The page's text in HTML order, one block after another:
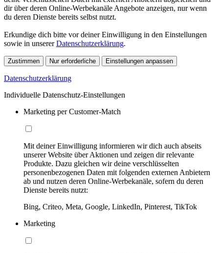
dir über deren Online-Werbekanäle Angebote anzeigen, nur wenn
du deren Dienste bereits selbst nutzt.
Erkundige dich bitte vor deiner Einwilligung in den Einstellungen
sowie in unsererDatenschutzerklärung.
Zustimmen Nur erforderliche Einstellungen anpassen
Datenschutzerklärung
Individuelle Datenschutz-Einstellungen
Marketing per Customer-Match
Mit deiner Einwilligung informieren wir dich auch abseits
unserer Website über Aktionen und zeigen dir relevante
Produkte. Dazu gleichen wir deine verschlüsselten
personenbezogenen Daten mit folgenden externen Anbietern
ab und nutzen deren Online-Werbekanäle, sofern du deren
Dienste bereits nutzt:
Bing, Criteo, Meta, Google, LinkedIn, Pinterest, TikTok
Marketing